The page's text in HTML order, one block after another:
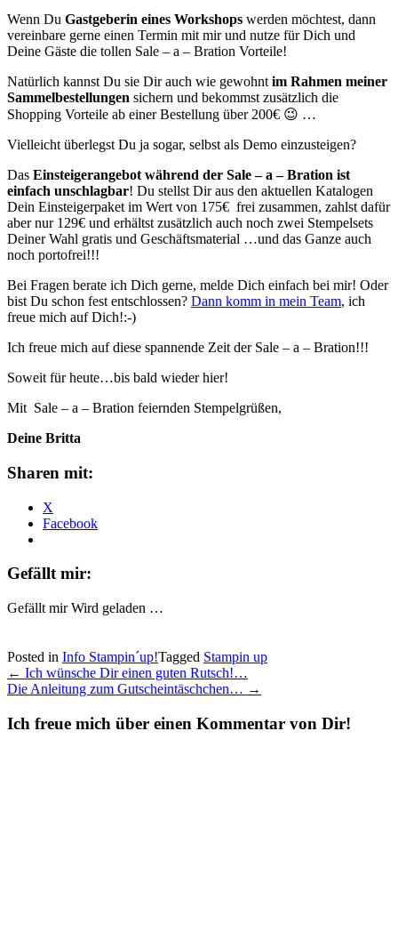
Wenn Du Gastgeberin eines Workshops werden möchtest, dann
vereinbare gerne einen Termin mit mir und nutze für Dich und
Deine Gäste die tollen Sale – a – Bration Vorteile!
Natürlich kannst Du sie Dir auch wie gewohnt im Rahmen meiner
Sammelbestellungen sichern und bekommst zusätzlich die
Shopping Vorteile ab einer Bestellung über 200€ 😉 …
Vielleicht überlegst Du ja sogar, selbst als Demo einzusteigen?
Das Einsteigerangebot während der Sale – a – Bration ist
einfach unschlagbar! Du stellst Dir aus den aktuellen Katalogen
Dein Einsteigerpaket im Wert von 175€ frei zusammen, zahlst dafür
aber nur 129€ und erhältst zusätzlich auch noch zwei Stempelsets
Deiner Wahl gratis und Geschäftsmaterial …und das Ganze auch
noch portofrei!!!
Bei Fragen berate ich Dich gerne, melde Dich einfach bei mir! Oder
bist Du schon fest entschlossen? Dann komm in mein Team, ich
freue mich auf Dich!:-)
Ich freue mich auf diese spannende Zeit der Sale – a – Bration!!!
Soweit für heute…bis bald wieder hier!
Mit Sale – a – Bration feiernden Stempelgrüßen,
Deine Britta
Sharen mit:
X
Facebook
Gefällt mir:
Gefällt mir Wird geladen …
Posted in Info Stampin´up!Tagged Stampin up
Post
navigation
← Ich wünsche Dir einen guten Rutsch!…
Die Anleitung zum Gutscheintäschchen… →
Ich freue mich über einen Kommentar von Dir!